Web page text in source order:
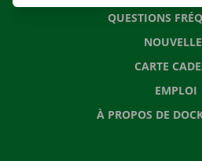
QUESTIONS
CARTE
EMPLOI
À PROPOS DE